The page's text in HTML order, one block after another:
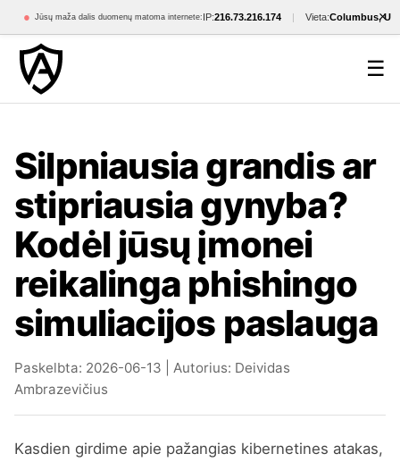
● Jūsų maža dalis duomenų matoma internete: IP:216.73.216.174 | Vieta:Columbus, US
×
☰
Silpniausia grandis ar
stipriausia gynyba?
Kodėl jūsų įmonei
reikalinga phishingo
simuliacijos paslauga
Paskelbta: 2026-06-13 | Autorius: Deividas
Ambrazevičius
Kasdien girdime apie pažangias kibernetines atakas,